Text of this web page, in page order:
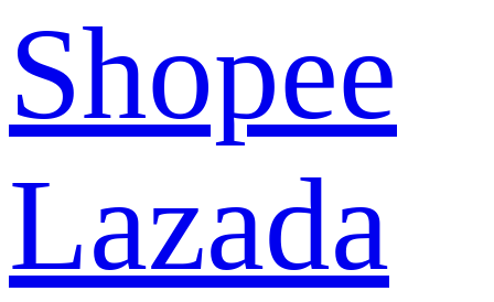
Shopee
Lazada